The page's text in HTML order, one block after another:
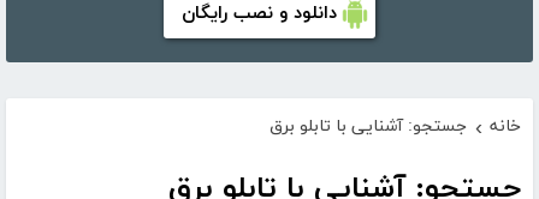
دانلود و نصب رایگان
خانه › جستجو: آشنایی با تابلو برق
جستجو: آشنایی با تابلو برق